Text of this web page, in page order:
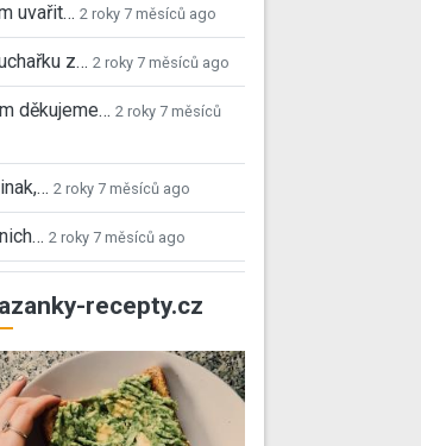
uvařit… 2 roky 7 měsíců ago
z… 2 roky 7 měsíců ago
děkujeme… 2 roky 7 měsíců
2 roky 7 měsíců ago
2 roky 7 měsíců ago
recepty.cz